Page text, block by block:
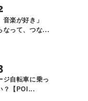
音楽が好き」
なって、つな...
ジ自転車に乗っ
？【POI...